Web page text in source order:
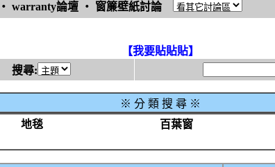
‧ warranty論壇 ‧ 窗簾壁紙討論
【我要貼貼貼】
搜尋:
※ 分 類 搜 尋 ※
地毯 百葉窗